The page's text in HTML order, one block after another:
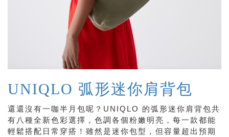
UNIQLO 弧形迷你肩背包
還還沒有一咖半月包呢？UNIQLO 的弧形迷你肩背包共
有八種全新色彩選擇，色調各個粉嫩明亮，每一款都能
輕鬆搭配日常穿搭！雖然是迷你包型，但容量超出預期